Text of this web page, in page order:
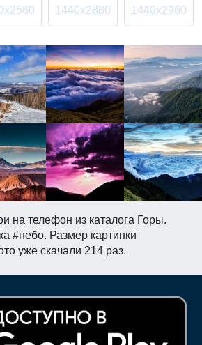
на телефон из каталога Горы.
#небо. Размер картинки
уже скачали 214 раз.
1440x2880 1440x2960